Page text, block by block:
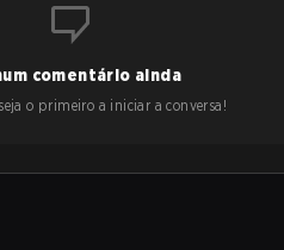
comentário ainda
o primeiro a iniciar a conversa!